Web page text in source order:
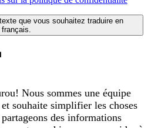
que vous souhaitez traduire en
français.
Nous sommes une équipe
souhaite simplifier les choses
des informations